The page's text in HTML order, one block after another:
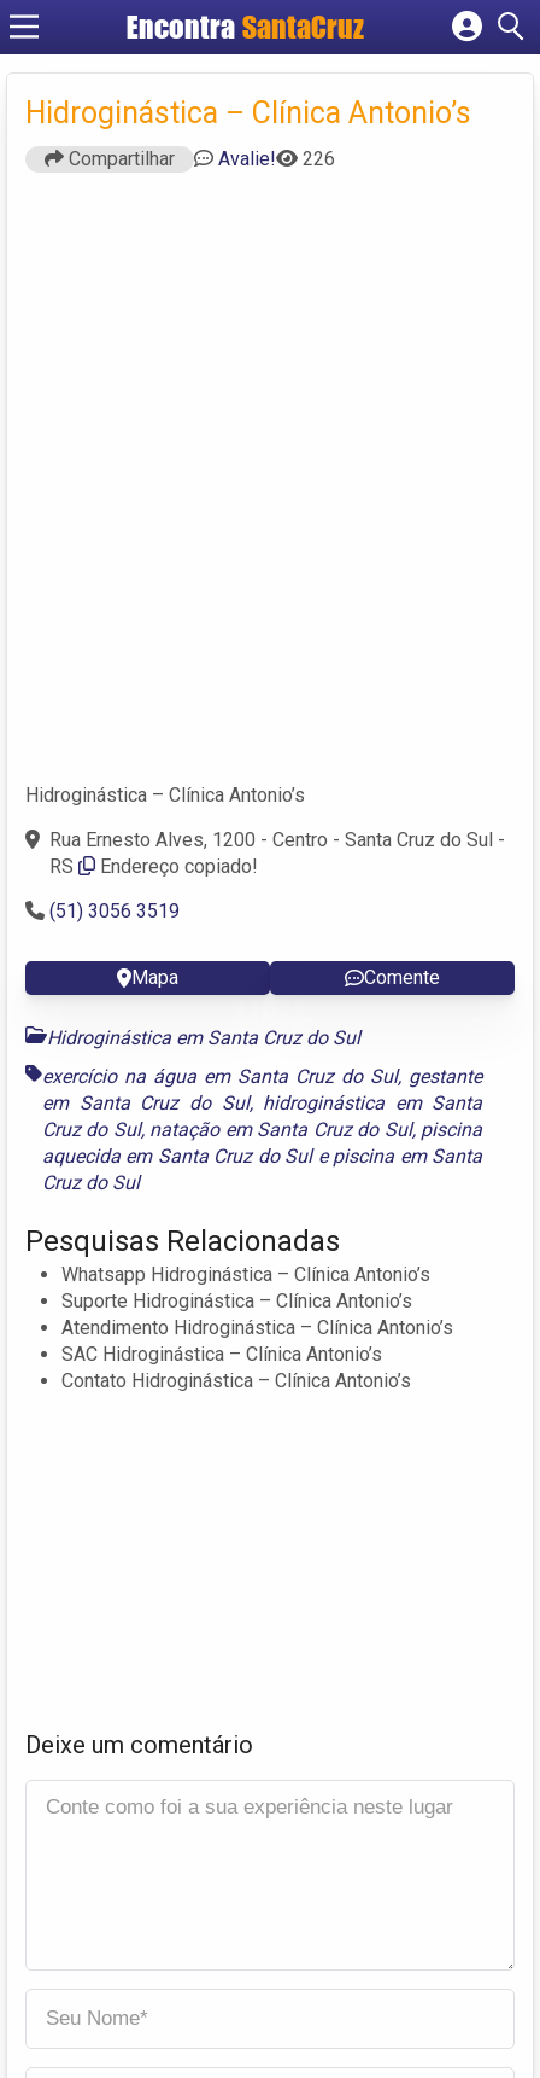
Encontra
Cadastrar empresa
Criar conta
Hidroginástica – Clínica Antonio’s
Compartilhar Avalie! 226
Hidroginástica – Clínica Antonio’s
Rua Ernesto Alves, 1200 - Centro - Santa Cruz do Sul -
RS
Endereço copiado!
(51) 3056 3519
Mapa Comente
Hidroginástica em Santa Cruz do Sul
exercício na água em Santa Cruz do Sul, gestante
em Santa Cruz do Sul, hidroginástica em Santa
Cruz do Sul, natação em Santa Cruz do Sul, piscina
aquecida em Santa Cruz do Sulepiscina em Santa
Cruz do Sul
Pesquisas Relacionadas
Whatsapp Hidroginástica – Clínica Antonio’s
Suporte Hidroginástica – Clínica Antonio’s
Atendimento Hidroginástica – Clínica Antonio’s
SAC Hidroginástica – Clínica Antonio’s
Contato Hidroginástica – Clínica Antonio’s
Deixe um comentário